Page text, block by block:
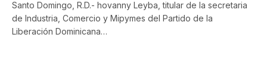
Santo Domingo, R.D.- hovanny Leyba, titular de la secretaria
de Industria, Comercio y Mipymes del Partido de la
Liberación Dominicana…